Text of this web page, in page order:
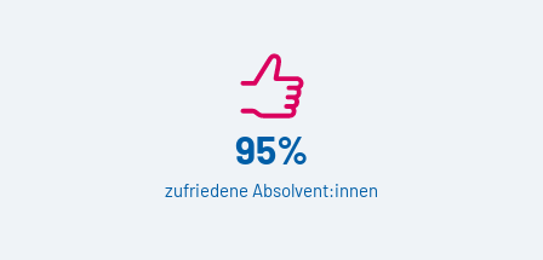
95%
zufriedene Absolvent:innen